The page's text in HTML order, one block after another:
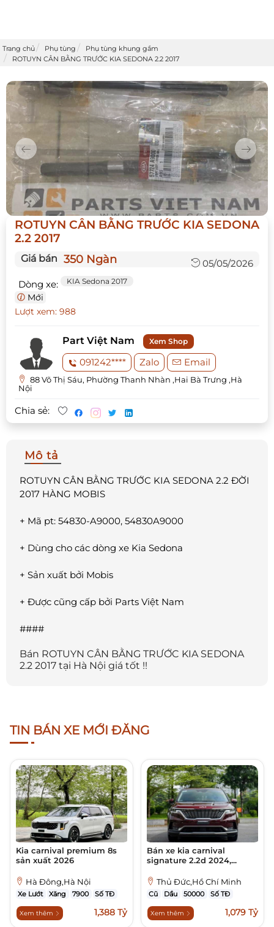
Trang chủ Phụ tùng
Phụ tùng khung gầm
ROTUYN CÂN BẰNG TRƯỚC KIA SEDONA 2.2 2017
Previous Next
ROTUYN CÂN BẰNG TRƯỚC KIA SEDONA
2.2 2017
05/05/2026
Giá bán 350 Ngàn
Dòng xe: KIA Sedona 2017
Mới
Lượt xem: 988
Part Việt Nam Xem Shop
091242**** Zalo Email
88 Võ Thị Sáu, Phường Thanh Nhàn ,Hai Bà Trưng ,Hà
Nội
Chia sẻ:
Mô tả
ROTUYN CÂN BẰNG TRƯỚC KIA SEDONA 2.2 ĐỜI
2017 HÀNG MOBIS
+ Mã pt: 54830-A9000, 54830A9000
+ Dùng cho các dòng xe Kia Sedona
+ Sản xuất bởi Mobis
+ Được cũng cấp bởi Parts Việt Nam
####
Bán ROTUYN CÂN BẰNG TRƯỚC KIA SEDONA
2.2 2017 tại Hà Nội giá tốt !!
TIN BÁN XE MỚI ĐĂNG
Kia carnival premium 8s
sản xuất 2026
Hà Đông,Hà Nội
Xe Lướt Xăng 7900 Số TĐ
Xem thêm 1,388 Tỷ
Bán xe kia carnival
signature 2.2d 2024,...
Thủ Đức,Hồ Chí Minh
Cũ Dầu 50000 Số TĐ
Xem thêm 1,079 Tỷ